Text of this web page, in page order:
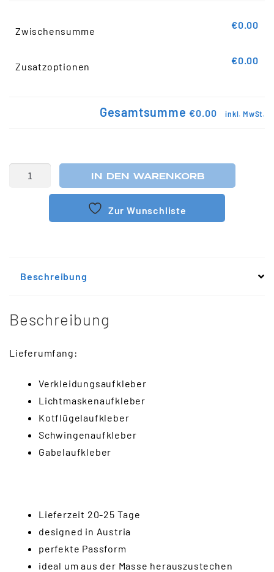
Zwischensumme
€0.00
Zusatzoptionen
€0.00
Gesamtsumme €0.00 inkl. MwSt.
IN DEN WARENKORB
Zur Wunschliste
Beschreibung
Beschreibung
Lieferumfang:
Verkleidungsaufkleber
Lichtmaskenaufkleber
Kotflügelaufkleber
Schwingenaufkleber
Gabelaufkleber
Lieferzeit 20-25 Tage
designed in Austria
perfekte Passform
ideal um aus der Masse herauszustechen